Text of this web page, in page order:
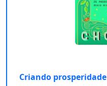
Criando prosperidade